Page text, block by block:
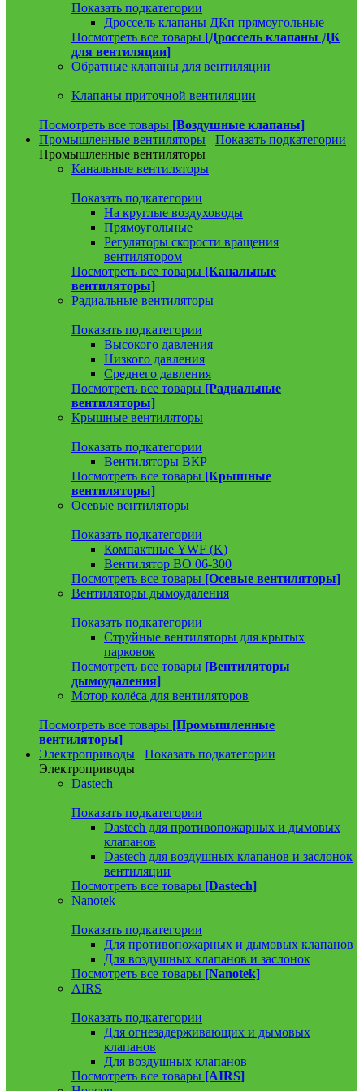
Показать подкатегории
Дроссель клапаны ДКп прямоугольные
Посмотреть все товары [Дроссель клапаны ДК
для вентиляции]
Обратные клапаны для вентиляции
Клапаны приточной вентиляции
Посмотреть все товары [Воздушные клапаны]
Промышленные вентиляторы
Показать подкатегории
Промышленные вентиляторы
Канальные вентиляторы
Показать подкатегории
На круглые воздуховоды
Прямоугольные
Регуляторы скорости вращения
вентилятором
Посмотреть все товары [Канальные
вентиляторы]
Радиальные вентиляторы
Показать подкатегории
Высокого давления
Низкого давления
Среднего давления
Посмотреть все товары [Радиальные
вентиляторы]
Крышные вентиляторы
Показать подкатегории
Вентиляторы ВКР
Посмотреть все товары [Крышные
вентиляторы]
Осевые вентиляторы
Показать подкатегории
Компактные YWF (K)
Вентилятор ВО 06-300
Посмотреть все товары [Осевые вентиляторы]
Вентиляторы дымоудаления
Показать подкатегории
Струйные вентиляторы для крытых
парковок
Посмотреть все товары [Вентиляторы
дымоудаления]
Мотор колёса для вентиляторов
Посмотреть все товары [Промышленные
вентиляторы]
Электроприводы
Показать подкатегории
Электроприводы
Dastech
Показать подкатегории
Dastech для противопожарных и дымовых
клапанов
Dastech для воздушных клапанов и заслонок
вентиляции
Посмотреть все товары [Dastech]
Nanotek
Показать подкатегории
Для противопожарных и дымовых клапанов
Для воздушных клапанов и заслонок
Посмотреть все товары [Nanotek]
AIRS
Показать подкатегории
Для огнезадерживающих и дымовых
клапанов
Для воздушных клапанов
Посмотреть все товары [AIRS]